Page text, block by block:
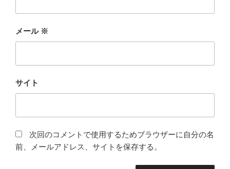
メール ※
サイト
次回のコメントで使用するためブラウザーに自分の名
前、メールアドレス、サイトを保存する。